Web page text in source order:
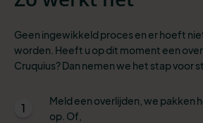
Geen ingewikkeld proces en er hoeft
worden. Heeft u op dit moment een
Cruquius? Dan nemen we het stap voor
1
Meld een overlijden, we pakken
op. Of,